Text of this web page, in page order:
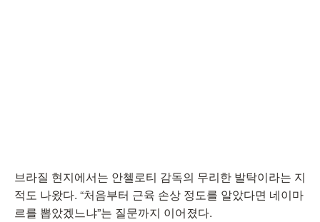
브라질 현지에서는 안첼로티 감독의 무리한 발탁이라는 지
적도 나왔다. “처음부터 근육 손상 정도를 알았다면 네이마
르를 뽑았겠느냐”는 질문까지 이어졌다.